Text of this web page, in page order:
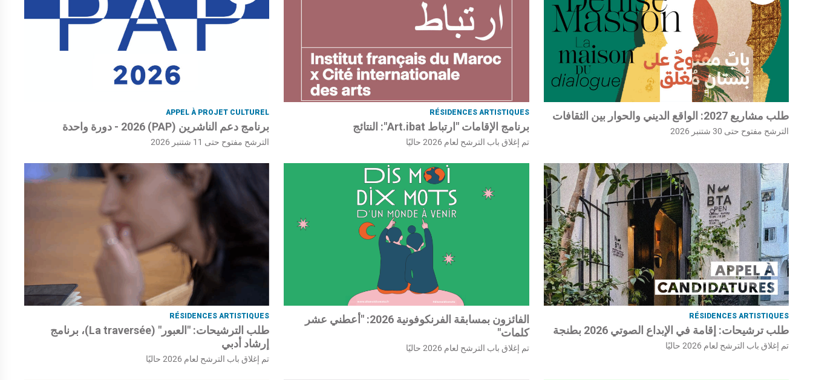
طلب مشاريع 2027: الواقع الديني والحوار بين الثقافات
الترشح مفتوح حتى 30 شتنبر 2026
RÉSIDENCES ARTISTIQUES
برنامج الإقامات "ارتباط Art.ibat": النتائج
تم إغلاق باب الترشح لعام 2026 حاليًا
APPEL À PROJET CULTUREL
برنامج دعم الناشرين (PAP) 2026 - دورة واحدة
الترشح مفتوح حتى 11 شتنبر 2026
RÉSIDENCES ARTISTIQUES
طلب ترشيحات: إقامة في الإبداع الصوتي 2026 بطنجة
تم إغلاق باب الترشح لعام 2026 حاليًا
الفائزون بمسابقة الفرنكوفونية 2026: "أعطني عشر
كلمات"
تم إغلاق باب الترشح لعام 2026 حاليًا
RÉSIDENCES ARTISTIQUES
طلب الترشيحات: "العبور" (La traversée)، برنامج
إرشاد أدبي
تم إغلاق باب الترشح لعام 2026 حاليًا